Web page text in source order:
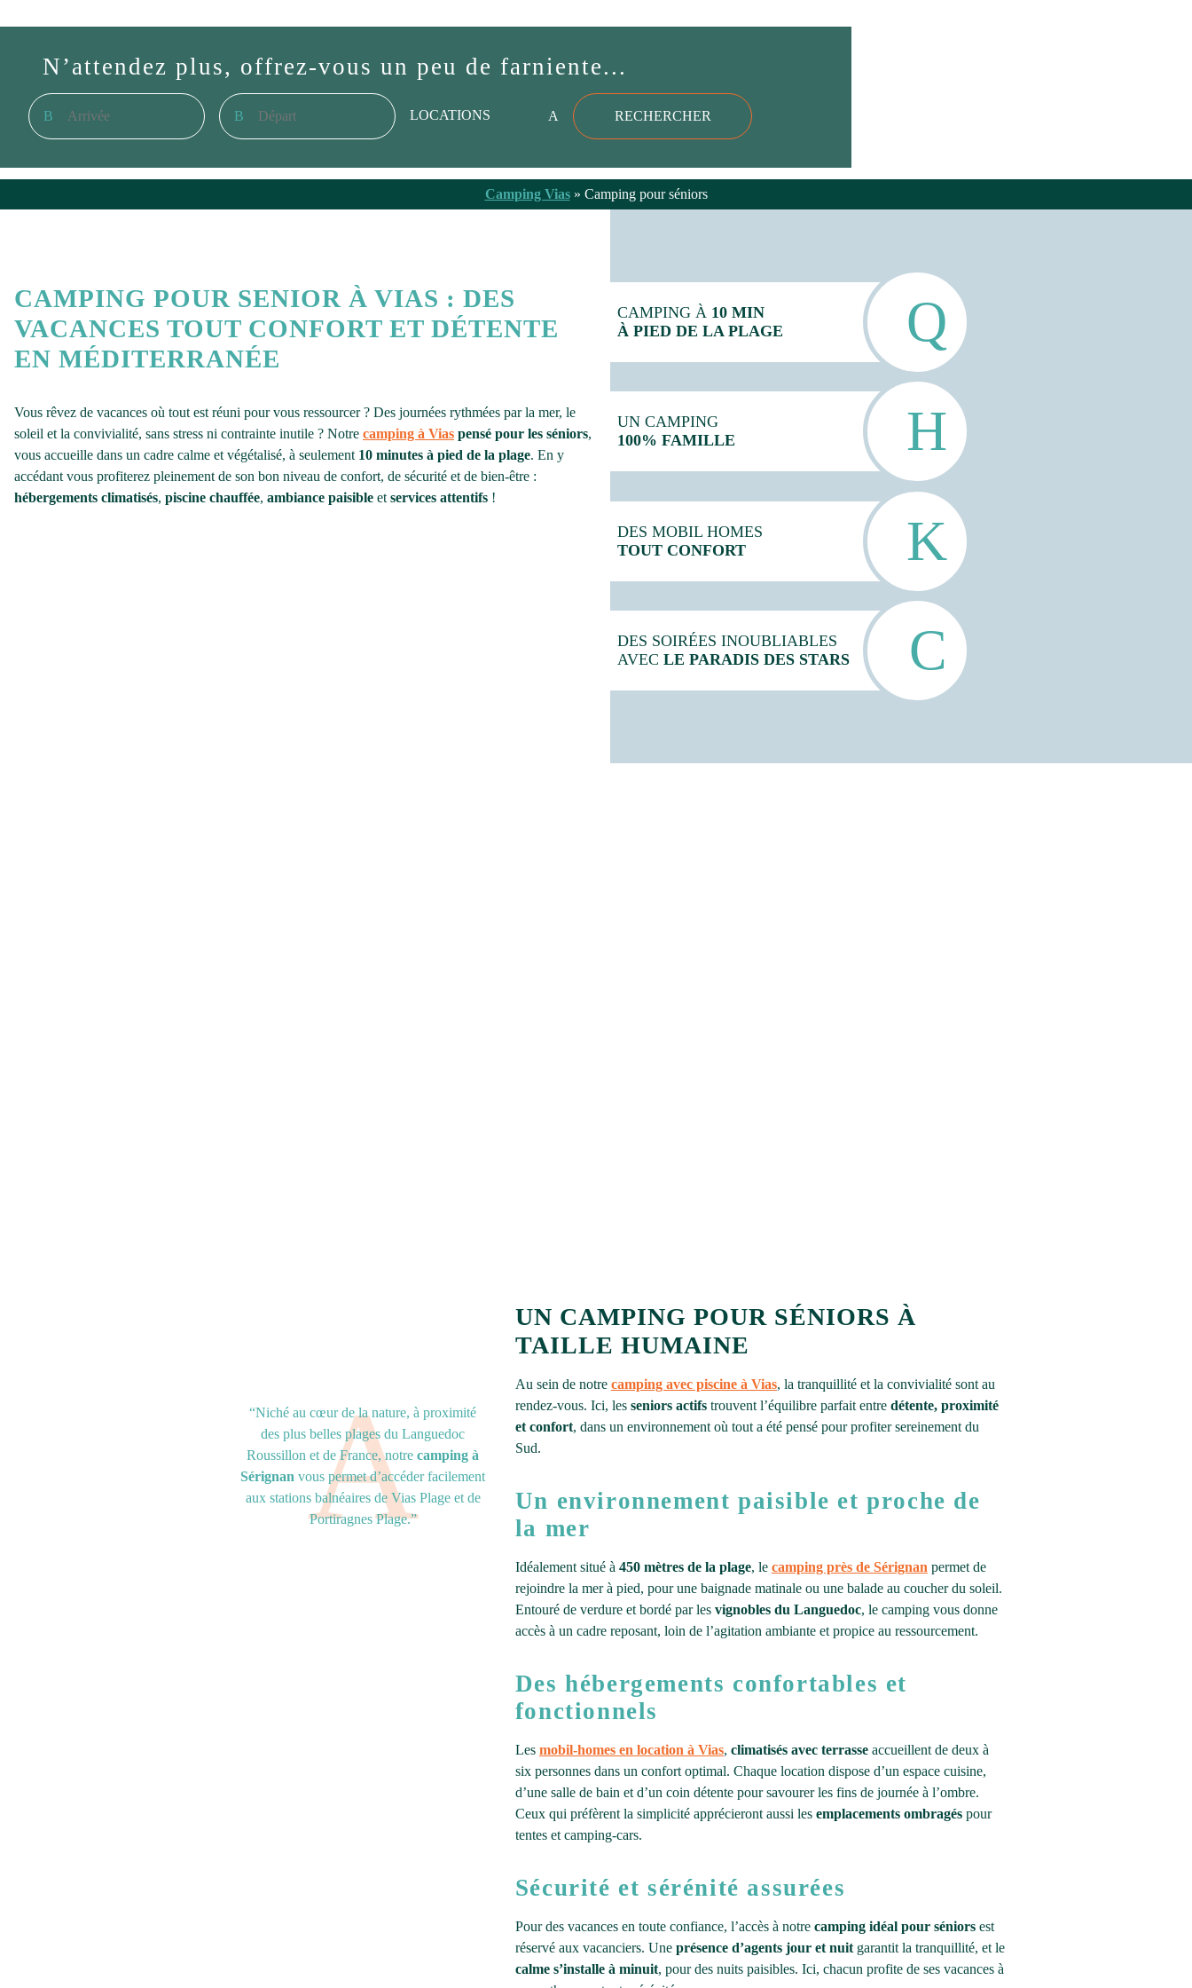
N’attendez plus, offrez-vous un peu de farniente...
Camping Vias» Camping pour séniors
CAMPING POUR SENIOR À VIAS : DES
VACANCES TOUT CONFORT ET DÉTENTE
EN MÉDITERRANÉE
Vous rêvez de vacances où tout est réuni pour vous ressourcer ? Des journées rythmées par la mer, le
soleil et la convivialité, sans stress ni contrainte inutile ? Notre camping à Vias pensé pour les séniors,
vous accueille dans un cadre calme et végétalisé, à seulement 10 minutes à pied de la plage. En y
accédant vous profiterez pleinement de son bon niveau de confort, de sécurité et de bien-être :
hébergements climatisés, piscine chauffée, ambiance paisible et services attentifs !
CAMPING À 10 MIN
À PIED DE LA PLAGE
UN CAMPING
100% FAMILLE
DES MOBIL HOMES
TOUT CONFORT
DES SOIRÉES INOUBLIABLES
AVEC LE PARADIS DES STARS
“Niché au cœur de la nature, à proximité
des plus belles plages du Languedoc
Roussillon et de France, notrecamping à
Sérignan vous permet d’accéder facilement
aux stations balnéaires de Vias Plage et de
Portiragnes Plage.”
UN CAMPING POUR SÉNIORS À
TAILLE HUMAINE
Au sein de notre camping avec piscine à Vias, la tranquillité et la convivialité sont au
rendez-vous. Ici, les seniors actifstrouvent l’équilibre parfait entre détente, proximité
et confort, dans un environnement où tout a été pensé pour profiter sereinement du
Sud.
Un environnement paisible et proche de
la mer
Idéalement situé à 450 mètres de la plage, le camping près de Sérignan permet de
rejoindre la mer à pied, pour une baignade matinale ou une balade au coucher du soleil.
Entouré de verdure et bordé par les vignobles du Languedoc, le camping vous donne
accès à un cadre reposant, loin de l’agitation ambiante et propice au ressourcement.
Des hébergements confortables et
fonctionnels
Les mobil-homes en location à Vias, climatisés avec terrasseaccueillent de deux à
six personnes dans un confort optimal. Chaque location dispose d’un espace cuisine,
d’une salle de bain et d’un coin détente pour savourer les fins de journée à l’ombre.
Ceux qui préfèrent la simplicité apprécieront aussi les emplacements ombragéspour
tentes et camping-cars.
Sécurité et sérénité assurées
Pour des vacances en toute confiance, l’accès à notre camping idéal pour séniorsest
réservé aux vacanciers. Une présence d’agents jour et nuitgarantit la tranquillité, et le
calme s’installe à minuit, pour des nuits paisibles. Ici, chacun profite de ses vacances à